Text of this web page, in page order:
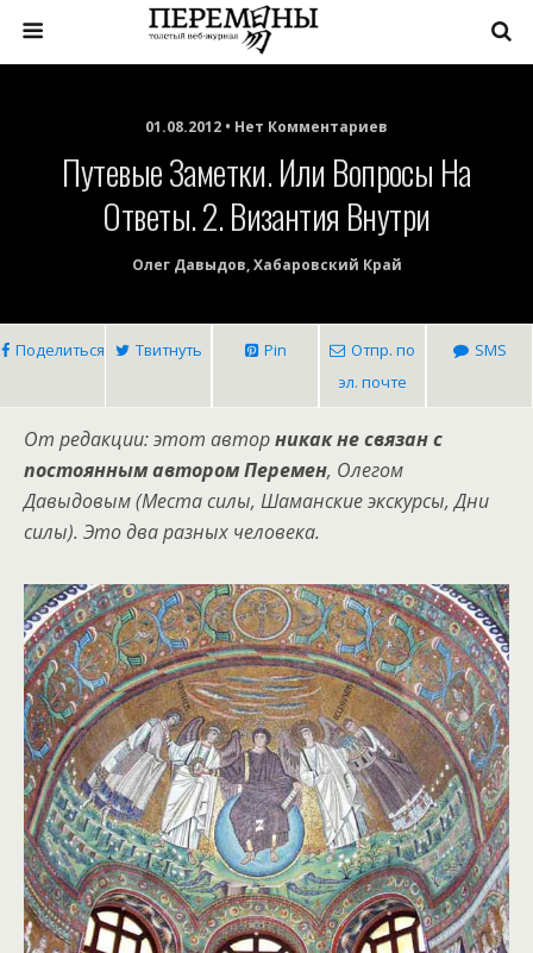
01.08.2012 • Нет Комментариев
Путевые Заметки. Или Вопросы На
Ответы. 2. Византия Внутри
Олег Давыдов, Хабаровский Край
Поделиться Твитнуть Pin
Отпр. по
эл. почте
SMS
От редакции: этот авторникак не связан с
постоянным автором Перемен, Олегом
Давыдовым (Места силы, Шаманские экскурсы, Дни
силы). Это два разных человека.